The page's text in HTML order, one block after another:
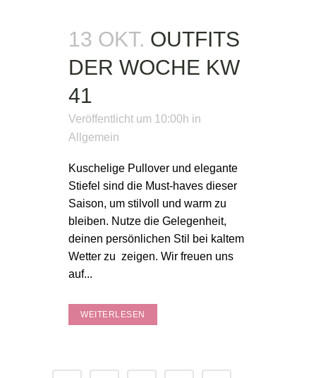
13 OKT. OUTFITS
DER WOCHE KW
41
Veröffentlicht um 10:00h in
Allgemein
Kuschelige Pullover und elegante
Stiefel sind die Must-haves dieser
Saison, um stilvoll und warm zu
bleiben. Nutze die Gelegenheit,
deinen persönlichen Stil bei kaltem
Wetter zu zeigen. Wir freuen uns
auf...
WEITERLESEN